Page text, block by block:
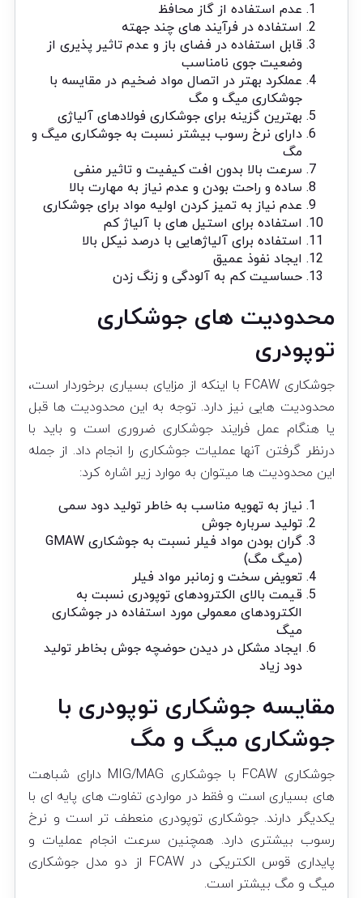
عدم استفاده از گاز محافظ
استفاده در فرآیند های چند جهته
قابل استفاده در فضای باز و عدم تاثیر پذیری از
وضعیت جوی نامناسب
عملکرد بهتر در اتصال مواد ضخیم در مقایسه با
جوشکاری میگ و مگ
بهترین گزینه برای جوشکاری فولادهای آلیاژی
دارای نرخ رسوب بیشتر نسبت به جوشکاری میگ و
مگ
سرعت بالا بدون افت کیفیت و تاثیر منفی
ساده و راحت بودن و عدم نیاز به مهارت بالا
عدم نیاز به تمیز کردن اولیه مواد برای جوشکاری
استفاده برای استیل های با آلیاژ کم
استفاده برای آلیاژهایی با درصد نیکل بالا
ایجاد نفوذ عمیق
حساسیت کم به آلودگی و زنگ زدن
محدودیت های جوشکاری
توپودری
جوشکاری FCAW با اینکه از مزایای بسیاری برخوردار است،
محدودیت هایی نیز دارد. توجه به این محدودیت ها قبل
یا هنگام عمل فرایند جوشکاری ضروری است و باید با
درنظر گرفتن آنها عملیات جوشکاری را انجام داد. از جمله
این محدودیت ها میتوان به موارد زیر اشاره کرد:
نیاز به تهویه مناسب به خاطر تولید دود سمی
تولید سرباره جوش
گران بودن مواد فیلر نسبت به جوشکاری GMAW
(میگ مگ)
تعویض سخت و زمانبر مواد فیلر
قیمت بالای الکترودهای توپودری نسبت به
الکترودهای معمولی مورد استفاده در جوشکاری
میگ
ایجاد مشکل در دیدن حوضچه جوش بخاطر تولید
دود زیاد
مقایسه جوشکاری توپودری با
جوشکاری میگ و مگ
جوشکاری FCAW با جوشکاری MIG/MAG دارای شباهت
های بسیاری است و فقط در مواردی تفاوت های پایه ای با
یکدیگر دارند. جوشکاری توپودری منعطف تر است و نرخ
رسوب بیشتری دارد. همچنین سرعت انجام عملیات و
پایداری قوس الکتریکی در FCAW از دو مدل جوشکاری
میگ و مگ بیشتر است.